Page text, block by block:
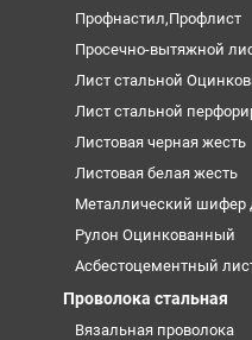
Профнастил,Профлист
Просечно-вытяжной
Лист стальной
Лист стальной
Листовая черная жесть
Листовая белая жесть
Металлический шифер
Рулон Оцинкованный
Асбестоцементный
Проволока стальная
Вязальная проволока